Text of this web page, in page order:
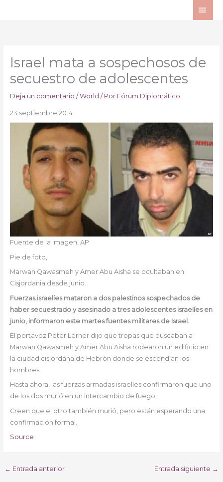
Israel mata a sospechosos de
secuestro de adolescentes
Deja un comentario / World / Por Fórum Diplomático
23 septiembre 2014
Fuente de la imagen, AP
Pie de foto,
Marwan Qawasmeh y Amer Abu Aisha se ocultaban en
Cisjordania desde junio.
Fuerzas israelíes mataron a dos palestinos sospechados de
haber secuestrado y asesinado a tres adolescentes israelíes en
junio, informaron este martes fuentes militares de Israel.
El portavoz Peter Lerner dijo que tropas que buscaban a
Marwan Qawasmeh y Amer Abu Aisha rodearon un edificio en
la ciudad cisjordana de Hebrón donde se escondían los
hombres.
Hasta ahora, las fuerzas armadas israelíes confirmaron que uno
de los dos murió en un intercambio de fuego.
Creen que el otro también murió, pero están esperando una
confirmación formal.
Source
← Entrada anterior Entrada siguiente →